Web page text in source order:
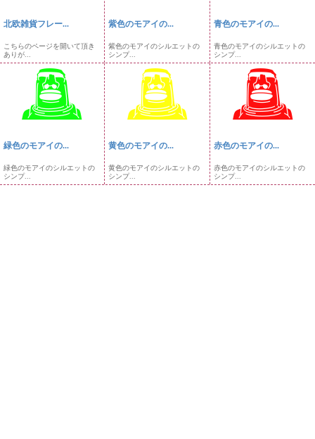
北欧雑貨フレー...
こちらのページを開いて頂き
ありが...
紫色のモアイの...
紫色のモアイのシルエットの
シンプ...
青色のモアイの...
青色のモアイのシルエットの
シンプ...
緑色のモアイの...
緑色のモアイのシルエットの
シンプ...
黄色のモアイの...
黄色のモアイのシルエットの
シンプ...
赤色のモアイの...
赤色のモアイのシルエットの
シンプ...